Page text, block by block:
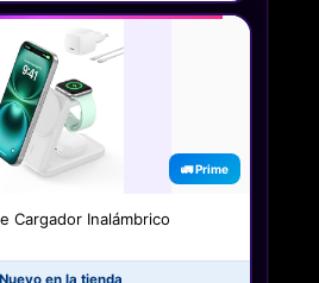
🚛 Prime
Cargador Inalámbrico